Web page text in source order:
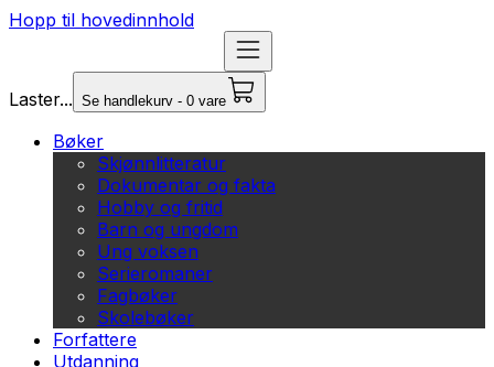
Hopp til hovedinnhold
Laster... Se handlekurv - 0 vare
Bøker
Skjønnlitteratur
Dokumentar og fakta
Hobby og fritid
Barn og ungdom
Ung voksen
Serieromaner
Fagbøker
Skolebøker
Forfattere
Utdanning